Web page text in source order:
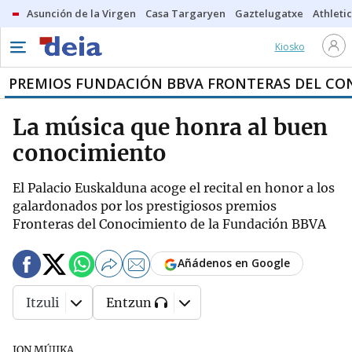
Asunción de la Virgen Casa Targaryen Gaztelugatxe Athletic
Kiosko
PREMIOS FUNDACIÓN BBVA FRONTERAS DEL
La música que honra al buen
conocimiento
El Palacio Euskalduna acoge el recital en honor a los
galardonados por los prestigiosos premios
Fronteras del Conocimiento de la Fundación BBVA
Añádenos en Google
Itzuli Entzun